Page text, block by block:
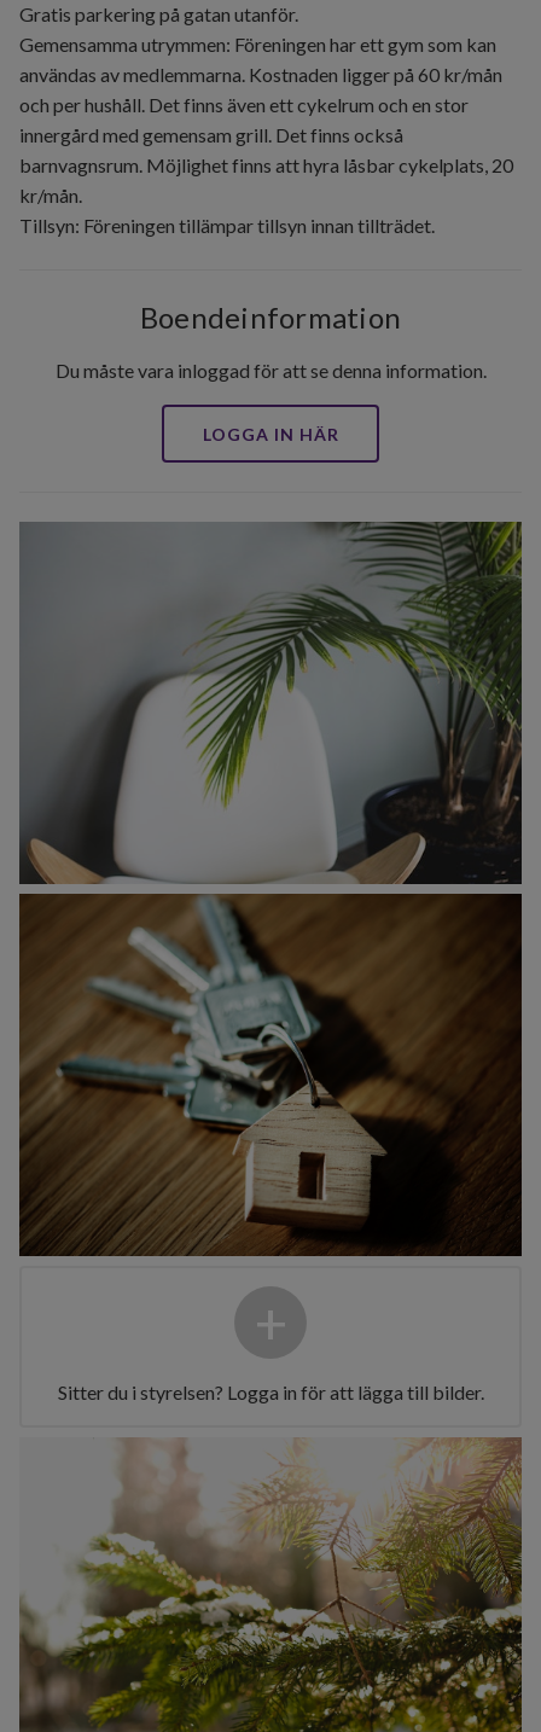
Gratis parkering på gatan utanför.
Gemensamma utrymmen: Föreningen har ett gym som kan
användas av medlemmarna. Kostnaden ligger på 60 kr/mån
och per hushåll. Det finns även ett cykelrum och en stor
innergård med gemensam grill. Det finns också
barnvagnsrum. Möjlighet finns att hyra låsbar cykelplats, 20
kr/mån.
Tillsyn: Föreningen tillämpar tillsyn innan tillträdet.
Boendeinformation
Du måste vara inloggad för att se denna information.
LOGGA IN HÄR
+
Sitter du i styrelsen? Logga in för att lägga till bilder.